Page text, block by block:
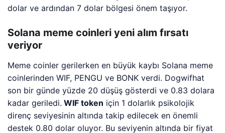
dolar ve ardından 7 dolar bölgesi önem taşıyor.
Solana meme coinleri yeni alım fırsatı
veriyor
Meme coinler gerilerken en büyük kaybı Solana meme
coinlerinden WIF, PENGU ve BONK verdi. Dogwifhat
son bir günde yüzde 20 düşüş gösterdi ve 0.83 dolara
kadar geriledi. WIF token için 1 dolarlık psikolojik
direnç seviyesinin altında takip edilecek en önemli
destek 0.80 dolar oluyor. Bu seviyenin altında bir fiyat